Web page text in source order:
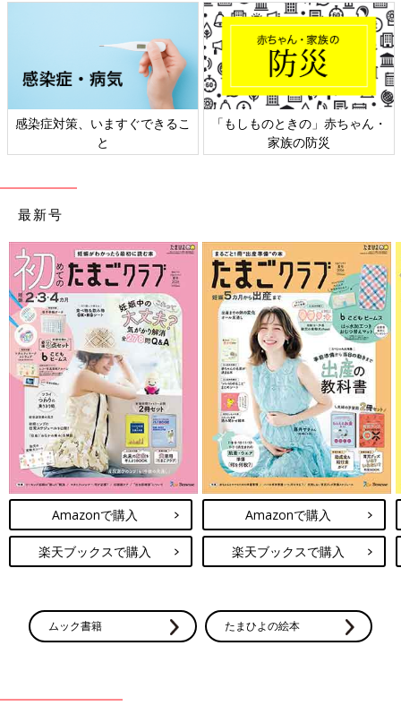
感染症対策、いますぐできるこ
と
「もしものときの」赤ちゃん・
家族の防災
最新号
Amazonで購入
楽天ブックスで購入
Amazonで購入
楽天ブックスで購入
ムック書籍 たまひよの絵本